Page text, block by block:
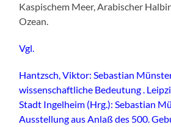
Kaspischem Meer, Arabischer
Ozean.
Vgl.
Hantzsch, Viktor: Sebastian
wissenschaftliche Bedeutung .
Stadt Ingelheim (Hrg.): Sebastian
Ausstellung aus Anlaß des 500.